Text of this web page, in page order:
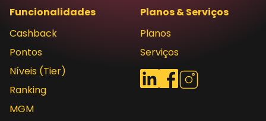
Funcionalidades
Cashback
Pontos
Níveis (Tier)
Ranking
MGM
Planos & Serviços
Planos
Serviços
Redes sociais
LinkedInFacebook
Instagram